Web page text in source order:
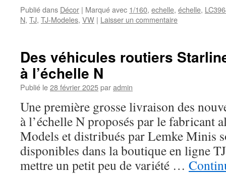
Publié dans Décor | Marqué avec 1/160, echelle, échelle,
N, TJ, TJ-Modeles, VW | Laisser un commentaire
Des véhicules routiers
à l’échelle N
Publié le28 février 2025paradmin
Une première grosse livraison des
à l’échelle N proposés par le fabricant
Models et distribués par Lemke Minis
disponibles dans la boutique en ligne
mettre un petit peu de variété …